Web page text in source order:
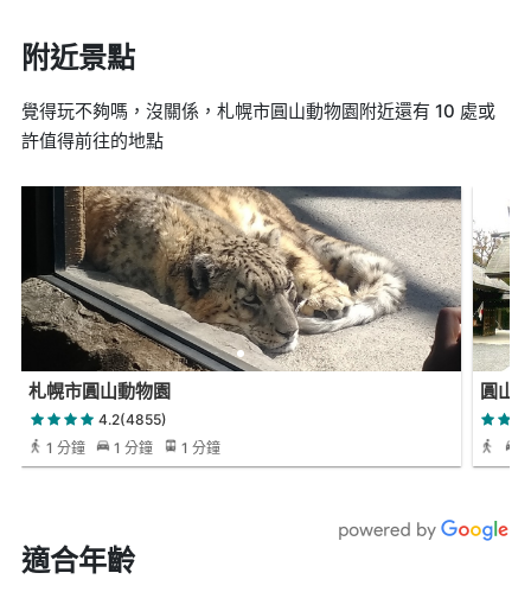
附近景點
覺得玩不夠嗎，沒關係，札幌市圓山動物園附近還有 10 處或
許值得前往的地點
札幌市圓山動物園
4.2(4855)
1 分鐘
1 分鐘 1 分鐘
圓山
適合年齡